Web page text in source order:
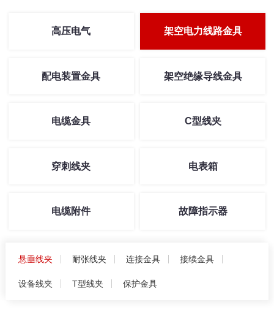
高压电气 架空电力线路金具
配电装置金具 架空绝缘导线金具
电缆金具 C型线夹
穿刺线夹 电表箱
电缆附件 故障指示器
悬垂线夹 耐张线夹 连接金具 接续金具
设备线夹 T型线夹 保护金具